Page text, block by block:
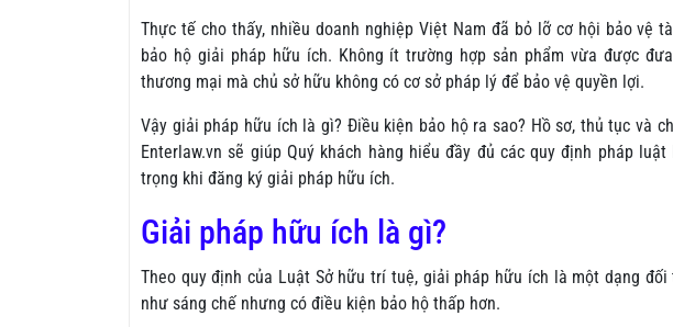
Thực tế cho thấy, nhiều doanh nghiệp Việt Nam đã bỏ lỡ cơ hội bảo vệ
bảo hộ giải pháp hữu ích. Không ít trường hợp sản phẩm vừa được
thương mại mà chủ sở hữu không có cơ sở pháp lý để bảo vệ quyền lợi.
Vậy giải pháp hữu ích là gì? Điều kiện bảo hộ ra sao? Hồ sơ, thủ tục và
Enterlaw.vn sẽ giúp Quý khách hàng hiểu đầy đủ các quy định pháp
trọng khi đăng ký giải pháp hữu ích.
Giải pháp hữu ích là gì?
Theo quy định của Luật Sở hữu trí tuệ, giải pháp hữu ích là một dạng
như sáng chế nhưng có điều kiện bảo hộ thấp hơn.